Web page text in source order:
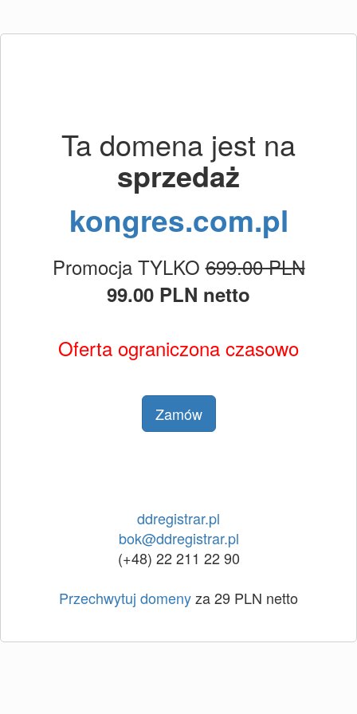
Ta domena jest na
sprzedaż
kongres.com.pl
Promocja TYLKO699.00 PLN
99.00 PLN netto
Oferta ograniczona czasowo
Zamów
ddregistrar.pl
bok@ddregistrar.pl
(+48) 22 211 22 90
Przechwytuj domenyza 29 PLN netto